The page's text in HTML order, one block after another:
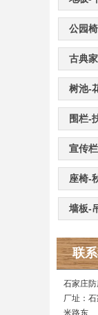
公园
古典
树池-
围栏-
宣传
座椅-
墙板-
联
石家庄
厂址：
米路东